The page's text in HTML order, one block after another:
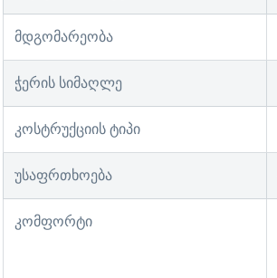
მდგომარეობა
ჭერის სიმაღლე
კოსტრუქციის ტიპი
უსაფრთხოება
კომფორტი